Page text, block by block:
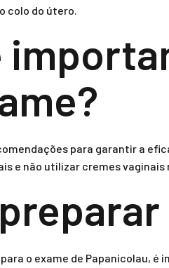
colo do útero.
para garantir a
e não utilizar cremes
o exame de Papanicolau,